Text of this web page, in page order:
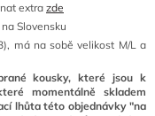
extra zde
Slovensku
má na sobě velikost M/L a
kousky, které jsou k
momentálně skladem
lhůta této objednávky "na